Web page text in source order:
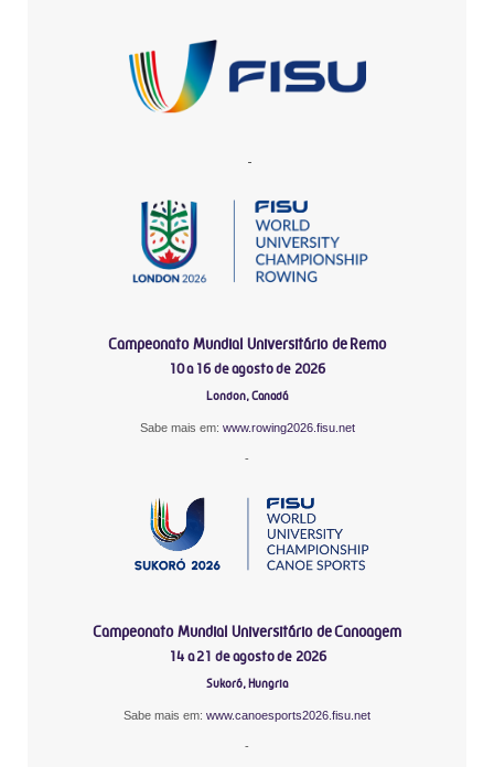
-
Campeonato Mundial Universitário de Remo
10 a 16 de agosto de 2026
London, Canadá
Sabe mais em: www.rowing2026.fisu.net
-
Campeonato Mundial Universitário de Canoagem
14 a 21 de agosto de 2026
Sukoró, Hungria
Sabe mais em: www.canoesports2026.fisu.net
-